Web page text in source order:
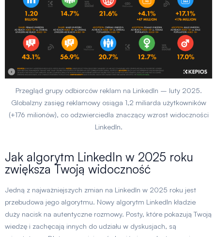
Przegląd grupy odbiorców reklam na LinkedIn – luty 2025.
Globalzny zasięg reklamowy osiąga 1,2 miliarda użytkowników
(+176 milionów), co odzwierciedla znaczący wzrost widoczności
LinkedIn.
Jak algorytm LinkedIn w 2025 roku
zwiększa Twoją widoczność
Jedną z najważniejszych zmian na LinkedIn w 2025 roku jest
przebudowa jego algorytmu. Nowy algorytm LinkedIn kładzie
duży nacisk na autentyczne rozmowy. Posty, które pokazują Twoją
wiedzę i zachęcają innych do udziału w dyskusjach, są